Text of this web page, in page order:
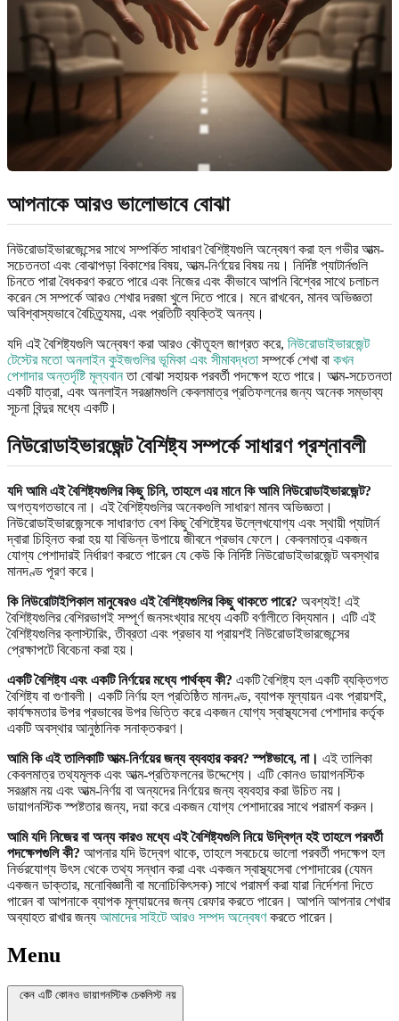
আপনাকে আরও ভালোভাবে বোঝা
নিউরোডাইভারজেন্সের সাথে সম্পর্কিত সাধারণ বৈশিষ্ট্যগুলি অন্বেষণ করা হল গভীর আত্ম-
সচেতনতা এবং বোঝাপড়া বিকাশের বিষয়, আত্ম-নির্ণয়ের বিষয় নয়। নির্দিষ্ট প্যাটার্নগুলি
চিনতে পারা বৈধকরণ করতে পারে এবং নিজের এবং কীভাবে আপনি বিশ্বের সাথে চলাচল
করেন সে সম্পর্কে আরও শেখার দরজা খুলে দিতে পারে। মনে রাখবেন, মানব অভিজ্ঞতা
অবিশ্বাস্যভাবে বৈচিত্র্যময়, এবং প্রতিটি ব্যক্তিই অনন্য।
যদি এই বৈশিষ্ট্যগুলি অন্বেষণ করা আরও কৌতূহল জাগ্রত করে, নিউরোডাইভারজেন্ট
টেস্টের মতো অনলাইন কুইজগুলির ভূমিকা এবং সীমাবদ্ধতা সম্পর্কে শেখা বা কখন
পেশাদার অন্তর্দৃষ্টি মূল্যবানতা বোঝা সহায়ক পরবর্তী পদক্ষেপ হতে পারে। আত্ম-সচেতনতা
একটি যাত্রা, এবং অনলাইন সরঞ্জামগুলি কেবলমাত্র প্রতিফলনের জন্য অনেক সম্ভাব্য
সূচনা বিন্দুর মধ্যে একটি।
নিউরোডাইভারজেন্ট বৈশিষ্ট্য সম্পর্কে সাধারণ প্রশ্নাবলী
যদি আমি এই বৈশিষ্ট্যগুলির কিছু চিনি, তাহলে এর মানে কি আমি নিউরোডাইভারজেন্ট?
অগত্যগতভাবে না। এই বৈশিষ্ট্যগুলির অনেকগুলি সাধারণ মানব অভিজ্ঞতা।
নিউরোডাইভারজেন্সকে সাধারণত বেশ কিছু বৈশিষ্ট্যের উল্লেখযোগ্য এবং স্থায়ী প্যাটার্ন
দ্বারা চিহ্নিত করা হয় যা বিভিন্ন উপায়ে জীবনে প্রভাব ফেলে। কেবলমাত্র একজন
যোগ্য পেশাদারই নির্ধারণ করতে পারেন যে কেউ কি নির্দিষ্ট নিউরোডাইভারজেন্ট অবস্থার
মানদণ্ড পূরণ করে।
কি নিউরোটাইপিকাল মানুষেরও এই বৈশিষ্ট্যগুলির কিছু থাকতে পারে? অবশ্যই! এই
বৈশিষ্ট্যগুলির বেশিরভাগই সম্পূর্ণ জনসংখ্যার মধ্যে একটি বর্ণালীতে বিদ্যমান। এটি এই
বৈশিষ্ট্যগুলির ক্লাস্টারিং, তীব্রতা এবং প্রভাব যা প্রায়শই নিউরোডাইভারজেন্সের
প্রেক্ষাপটে বিবেচনা করা হয়।
একটি বৈশিষ্ট্য এবং একটি নির্ণয়ের মধ্যে পার্থক্য কী? একটি বৈশিষ্ট্য হল একটি ব্যক্তিগত
বৈশিষ্ট্য বা গুণাবলী। একটি নির্ণয় হল প্রতিষ্ঠিত মানদণ্ড, ব্যাপক মূল্যায়ন এবং প্রায়শই,
কার্যক্ষমতার উপর প্রভাবের উপর ভিত্তি করে একজন যোগ্য স্বাস্থ্যসেবা পেশাদার কর্তৃক
একটি অবস্থার আনুষ্ঠানিক সনাক্তকরণ।
আমি কি এই তালিকাটি আত্ম-নির্ণয়ের জন্য ব্যবহার করব? স্পষ্টভাবে, না। এই তালিকা
কেবলমাত্র তথ্যমূলক এবং আত্ম-প্রতিফলনের উদ্দেশ্যে। এটি কোনও ডায়াগনস্টিক
সরঞ্জাম নয় এবং আত্ম-নির্ণয় বা অন্যদের নির্ণয়ের জন্য ব্যবহার করা উচিত নয়।
ডায়াগনস্টিক স্পষ্টতার জন্য, দয়া করে একজন যোগ্য পেশাদারের সাথে পরামর্শ করুন।
আমি যদি নিজের বা অন্য কারও মধ্যে এই বৈশিষ্ট্যগুলি নিয়ে উদ্বিগ্ন হই তাহলে পরবর্তী
পদক্ষেপগুলি কী? আপনার যদি উদ্বেগ থাকে, তাহলে সবচেয়ে ভালো পরবর্তী পদক্ষেপ হল
নির্ভরযোগ্য উৎস থেকে তথ্য সন্ধান করা এবং একজন স্বাস্থ্যসেবা পেশাদারের (যেমন
একজন ডাক্তার, মনোবিজ্ঞানী বা মনোচিকিৎসক) সাথে পরামর্শ করা যারা নির্দেশনা দিতে
পারেন বা আপনাকে ব্যাপক মূল্যায়নের জন্য রেফার করতে পারেন। আপনি আপনার শেখার
অব্যাহত রাখার জন্য আমাদের সাইটে আরও সম্পদ অন্বেষণকরতে পারেন।
Menu
কেন এটি কোনও ডায়াগনস্টিক চেকলিস্ট নয়